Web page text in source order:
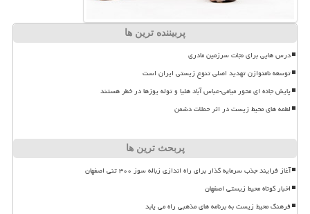
پربیننده ترین ها
درس هایی برای نجات سرزمین مادری
توسعه نامتوازن تهدید اصلی تنوع زیستی ایران است
پایش جاده ای محور میامی-عباس آباد هلیا و توله یوزها در خطر هستند
لطمه های محیط زیست در اثر حملات دشمن
پربحث ترین ها
آغاز فرایند جذب سرمایه گذار برای راه اندازی زباله سوز ۳۰۰ تنی اصفهان
اخبار کوتاه محیط زیستی اصفهان
فرهنگ محیط زیست به برنامه های مذهبی راه می یابد